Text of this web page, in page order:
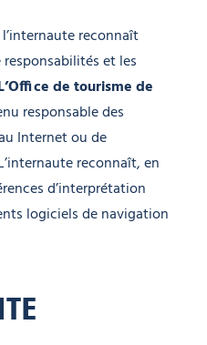
reconnaît
et les
Office de tourisme de
responsable des
Internet ou de
reconnaît, en
d’interprétation
logiciels de navigation